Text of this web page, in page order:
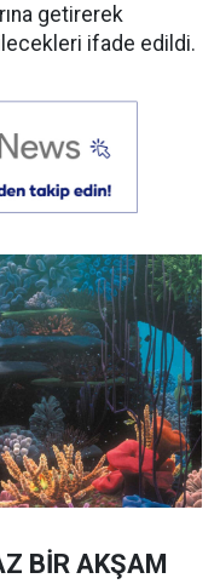
getirerek
ifade edildi.
BİR AKŞAM